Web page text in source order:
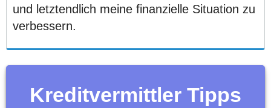
und letztendlich meine finanzielle Situation zu
verbessern.
Kreditvermittler Tipps